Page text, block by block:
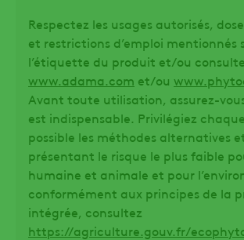
Respectez les usages autorisés,
et restrictions d’emploi mentionnés
l’étiquette du produit et/ou
www.adama.com et/ou
Avant toute utilisation, assurez-
est indispensable. Privilégiez
possible les méthodes alternatives
présentant le risque le plus faible
humaine et animale et pour
conformément aux principes de la
intégrée, consultez
https://agriculture.gouv.fr/